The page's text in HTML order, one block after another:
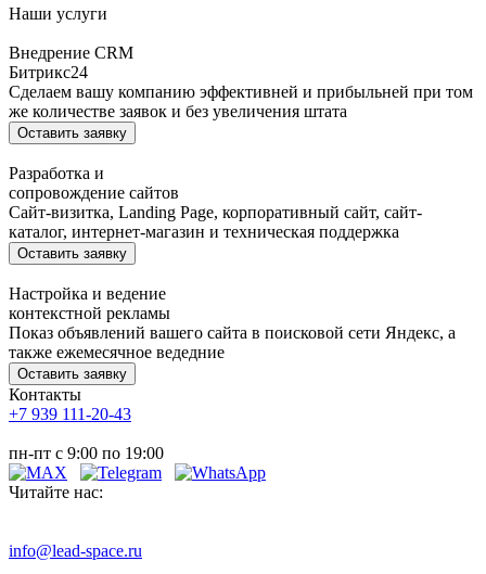
Наши услуги
Внедрение CRM
Битрикс24
Сделаем вашу компанию эффективней и прибыльней при том
же количестве заявок и без увеличения штата
Оставить заявку
Разработка и
сопровождение сайтов
Сайт-визитка, Landing Page, корпоративный сайт, сайт-
каталог, интернет-магазин и техническая поддержка
Оставить заявку
Настройка и ведение
контекстной рекламы
Показ объявлений вашего сайта в поисковой сети Яндекс, а
также ежемесячное ведедние
Оставить заявку
Контакты
+7 939 111-20-43
пн-пт с 9:00 по 19:00
Читайте нас:
info@lead-space.ru